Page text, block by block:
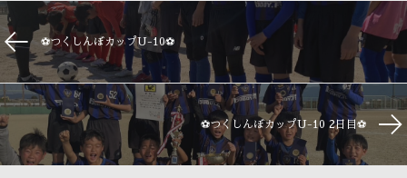
⚽つくしんぼカップU-10⚽
⚽つくしんぼカップU-10 2日目⚽